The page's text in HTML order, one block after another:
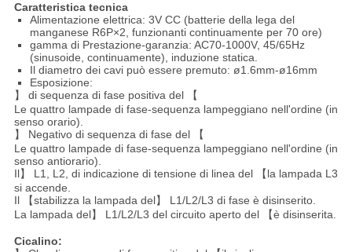
Caratteristica tecnica
Alimentazione elettrica: 3V CC (batterie della lega del
manganese R6P×2, funzionanti continuamente per 70 ore)
gamma di Prestazione-garanzia: AC70-1000V, 45/65Hz
(sinusoide, continuamente), induzione statica.
Il diametro dei cavi può essere premuto: ø1.6mm-ø16mm
Esposizione:
】 di sequenza di fase positiva del 【
Le quattro lampade di fase-sequenza lampeggiano nell'ordine (in
senso orario).
】 Negativo di sequenza di fase del 【
Le quattro lampade di fase-sequenza lampeggiano nell'ordine (in
senso antiorario).
Il】 L1, L2, di indicazione di tensione di linea del 【la lampada L3
si accende.
Il 【stabilizza la lampada del】 L1/L2/L3 di fase è disinserito.
La lampada del】 L1/L2/L3 del circuito aperto del 【è disinserita.
Cicalino: